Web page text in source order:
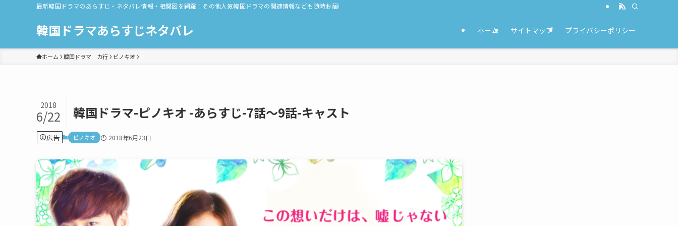
最新韓国ドラマのあらすじ・ネタバレ情報・相関図を網羅！その他人気韓国ドラマの関連情報なども随時お届け！
韓国ドラマあらすじネタバレ ホーム サイトマップ プライバシーポリシー
ホーム 韓国ドラマ カ行 ピノキオ
韓国ドラマ-ピノキオ -あらすじ-7話〜9話-キャスト
2018
6/22
広告 ピノキオ 2018年6月23日